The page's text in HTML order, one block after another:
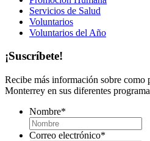
Servicios de Salud
Voluntarios
Voluntarios del Año
¡Suscríbete!
Recibe más información sobre como
Monterrey en sus diferentes
Nombre*
Correo electrónico*